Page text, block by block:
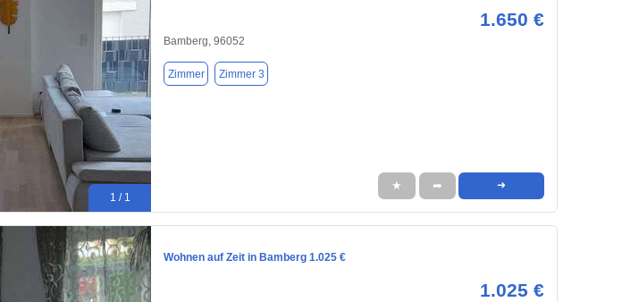
1 / 1
1.650 €
Bamberg, 96052
Zimmer Zimmer 3
★ ➦ ➜
Wohnen auf Zeit in Bamberg 1.025 €
1.025 €